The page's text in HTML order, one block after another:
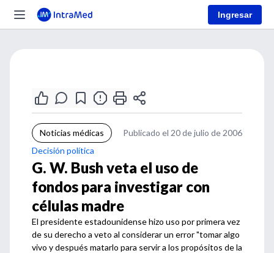
Ingresar
Noticias médicas
Publicado el 20 de julio de 2006
Decisión política
G. W. Bush veta el uso de
fondos para investigar con
células madre
El presidente estadounidense hizo uso por primera vez
de su derecho a veto al considerar un error "tomar algo
vivo y después matarlo para servir a los propósitos de la